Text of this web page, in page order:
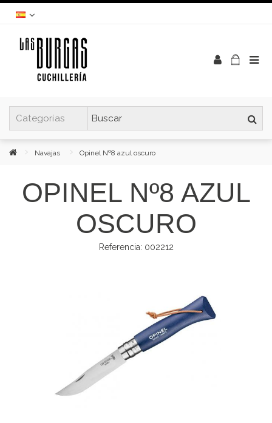
Navajas Opinel Nº8 azul oscuro
OPINEL Nº8 AZUL
OSCURO
Referencia: 002212